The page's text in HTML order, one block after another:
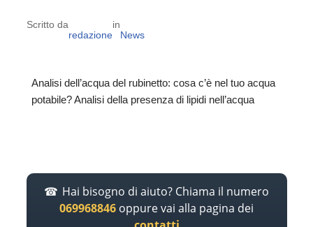
Scritto da
redazione
in
News
Analisi dell’acqua del rubinetto: cosa c’è nel tuo acqua
potabile? Analisi della presenza di lipidi nell’acqua
Hai bisogno di aiuto? Chiama il numero
069968846 oppure vai alla pagina dei